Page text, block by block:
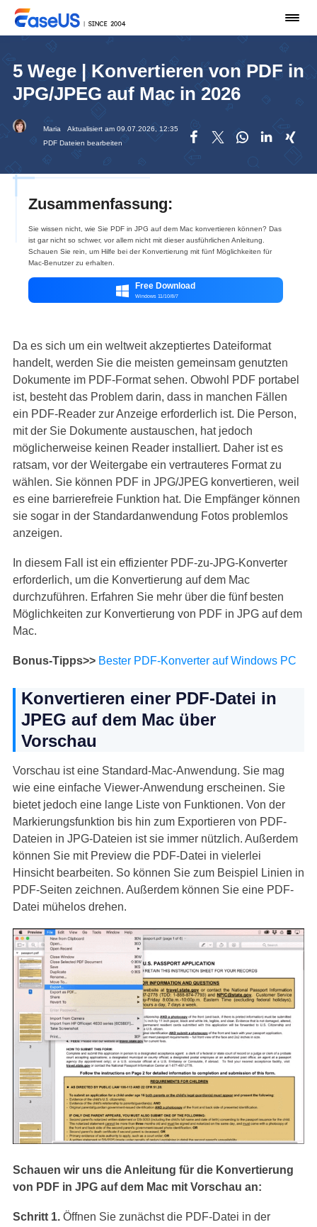
5 Wege | Konvertieren von PDF in
JPG/JPEG auf Mac in 2026
Maria
Aktualisiert am 09.07.2026, 12:35
PDF Dateien bearbeiten
    
Zusammenfassung:
Sie wissen nicht, wie Sie PDF in JPG auf dem Mac konvertieren können? Das
ist gar nicht so schwer, vor allem nicht mit dieser ausführlichen Anleitung.
Schauen Sie rein, um Hilfe bei der Konvertierung mit fünf Möglichkeiten für
Mac-Benutzer zu erhalten.
 Free Download
Windows 11/10/8/7
Da es sich um ein weltweit akzeptiertes Dateiformat
handelt, werden Sie die meisten gemeinsam genutzten
Dokumente im PDF-Format sehen. Obwohl PDF portabel
ist, besteht das Problem darin, dass in manchen Fällen
ein PDF-Reader zur Anzeige erforderlich ist. Die Person,
mit der Sie Dokumente austauschen, hat jedoch
möglicherweise keinen Reader installiert. Daher ist es
ratsam, vor der Weitergabe ein vertrauteres Format zu
wählen. Sie können PDF in JPG/JPEG konvertieren, weil
es eine barrierefreie Funktion hat. Die Empfänger können
sie sogar in der Standardanwendung Fotos problemlos
anzeigen.
In diesem Fall ist ein effizienter PDF-zu-JPG-Konverter
erforderlich, um die Konvertierung auf dem Mac
durchzuführen. Erfahren Sie mehr über die fünf besten
Möglichkeiten zur Konvertierung von PDF in JPG auf dem
Mac.
Bonus-Tipps>> Bester PDF-Konverter auf Windows PC
Konvertieren einer PDF-Datei in
JPEG auf dem Mac über
Vorschau
Vorschau ist eine Standard-Mac-Anwendung. Sie mag
wie eine einfache Viewer-Anwendung erscheinen. Sie
bietet jedoch eine lange Liste von Funktionen. Von der
Markierungsfunktion bis hin zum Exportieren von PDF-
Dateien in JPG-Dateien ist sie immer nützlich. Außerdem
können Sie mit Preview die PDF-Datei in vielerlei
Hinsicht bearbeiten. So können Sie zum Beispiel Linien in
PDF-Seiten zeichnen. Außerdem können Sie eine PDF-
Datei mühelos drehen.
Schauen wir uns die Anleitung für die Konvertierung
von PDF in JPG auf dem Mac mit Vorschau an:
Schritt 1.Öffnen Sie zunächst die PDF-Datei in der